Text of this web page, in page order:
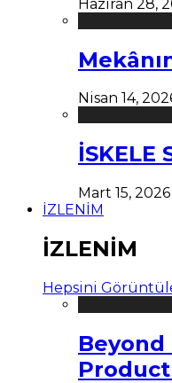
Haziran 28,
Nisan 14,
İSKELE
Mart 15, 2026
İZLENİM
İZLENİM
Hepsini
Beyond